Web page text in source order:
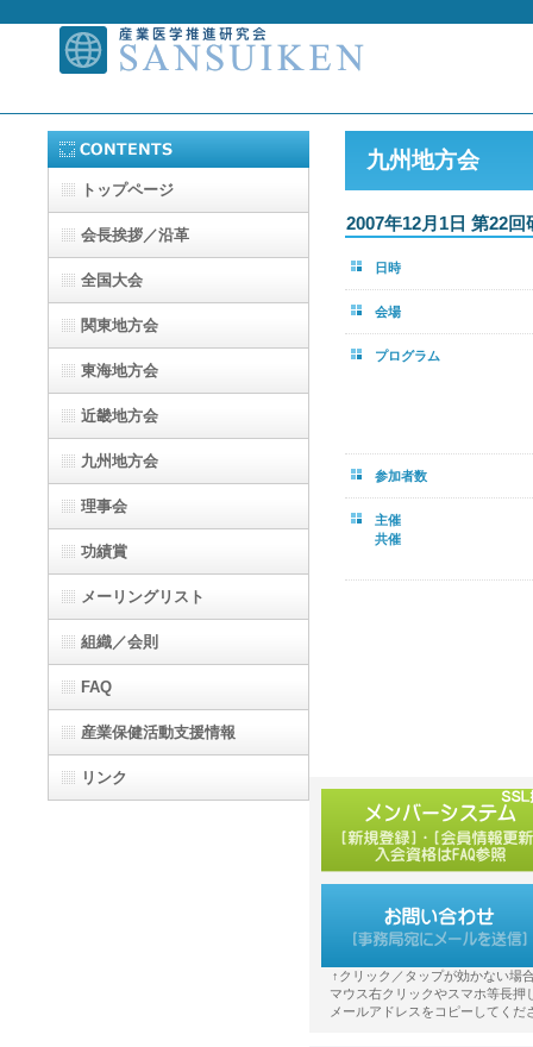
九州地方会
2007年12月1日 第22回
日時
会場
プログラム
参加者数
主催
共催
トップページ
会長挨拶／沿革
全国大会
関東地方会
東海地方会
近畿地方会
九州地方会
理事会
功績賞
メーリングリスト
組織／会則
FAQ
産業保健活動支援情報
リンク
↑クリック／タップが効かない場
マウス右クリックやスマホ等長押
メールアドレスをコピーしてくだ